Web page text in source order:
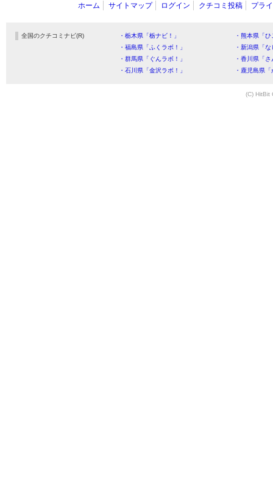
ホーム サイトマップ ログイン クチコミ投稿 プラ
全国のクチコミナビ(R) ・栃木県「栃ナビ！」
・熊本県「
・福島県「ふくラボ！」
・新潟県「
・群馬県「ぐんラボ！」
・香川県「
・石川県「金沢ラボ！」
・鹿児島県
(C) HitBit